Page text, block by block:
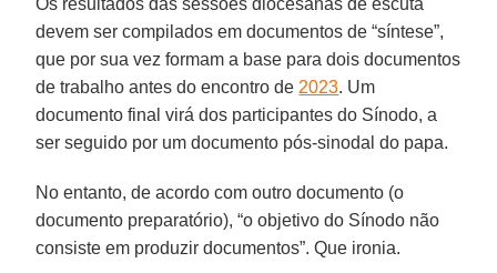
devem ser compilados em documentos de “síntese”,
que por sua vez formam a base para dois documentos
de trabalho antes do encontro de 2023. Um
documento final virá dos participantes do Sínodo, a
ser seguido por um documento pós-sinodal do papa.
No entanto, de acordo com outro documento (o
documento preparatório), “o objetivo do Sínodo não
consiste em produzir documentos”. Que ironia.